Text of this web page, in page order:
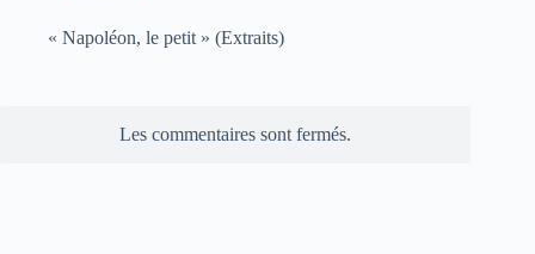
« Napoléon, le petit » (Extraits)
Les commentaires sont fermés.